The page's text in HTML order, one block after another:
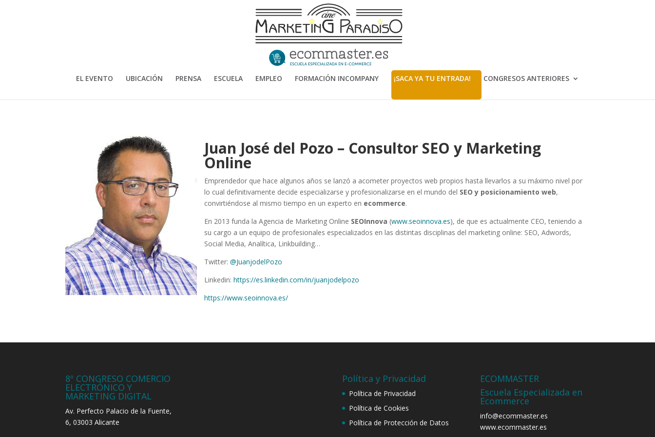
EL EVENTO UBICACIÓN PRENSA ESCUELA EMPLEO FORMACIÓN INCOMPANY ¡SACA YA TU ENTRADA! CONGRESOS ANTERIORES
Juan José del Pozo – Consultor SEO y Marketing
Online
Emprendedor que hace algunos años se lanzó a acometer proyectos web propios hasta llevarlos a su máximo nivel por
lo cual definitivamente decide especializarse y profesionalizarse en el mundo del SEO y posicionamiento web,
convirtiéndose al mismo tiempo en un experto en ecommerce.
En 2013 funda la Agencia de Marketing Online SEOInnova (www.seoinnova.es), de que es actualmente CEO, teniendo a
su cargo a un equipo de profesionales especializados en las distintas disciplinas del marketing online: SEO, Adwords,
Social Media, Analítica, Linkbuilding…
Twitter:@JuanjodelPozo
Linkedin:https://es.linkedin.com/in/juanjodelpozo
https://www.seoinnova.es/
8º CONGRESO COMERCIO
ELECTRÓNICO Y
MARKETING DIGITAL
Av. Perfecto Palacio de la Fuente,
6, 03003 Alicante
Política y Privacidad
Política de Privacidad
Política de Cookies
Política de Protección de Datos
ECOMMASTER
Escuela Especializada en
Ecommerce
info@ecommaster.es
www.ecommaster.es